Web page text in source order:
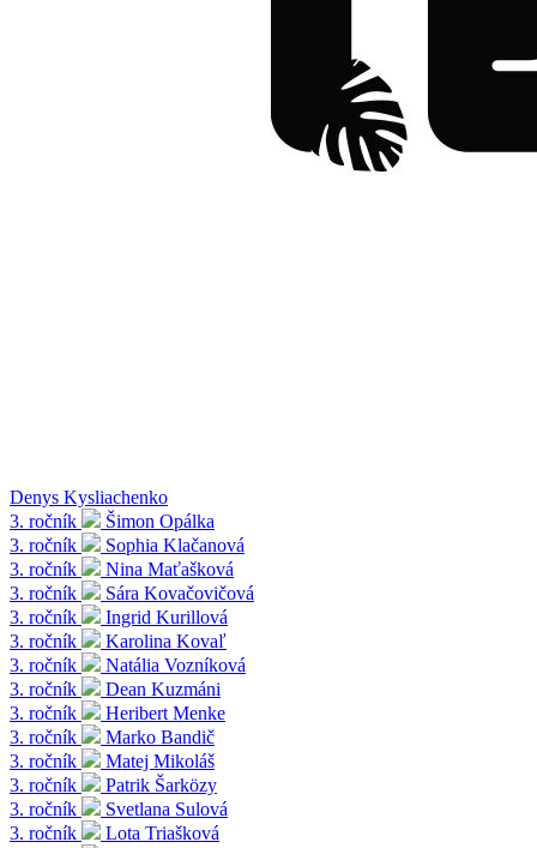
Denys Kysliachenko
3. ročník
Šimon Opálka
3. ročník
Sophia Klačanová
3. ročník
Nina Maťašková
3. ročník
Sára Kovačovičová
3. ročník
Ingrid Kurillová
3. ročník
Karolina Kovaľ
3. ročník
Natália Vozníková
3. ročník
Dean Kuzmáni
3. ročník
Heribert Menke
3. ročník
Marko Bandič
3. ročník
Matej Mikoláš
3. ročník
Patrik Šarközy
3. ročník
Svetlana Sulová
3. ročník
Lota Triašková